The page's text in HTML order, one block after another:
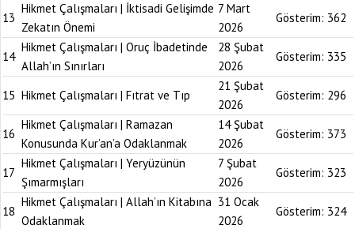
13
Hikmet Çalışmaları | İktisadi Gelişimde
Zekatın Önemi
7 Mart
2026
Gösterim: 362
14
Hikmet Çalışmaları | Oruç İbadetinde
Allah’ın Sınırları
28 Şubat
2026
Gösterim: 335
15 Hikmet Çalışmaları | Fıtrat ve Tıp
21 Şubat
2026
Gösterim: 296
16
Hikmet Çalışmaları | Ramazan
Konusunda Kur’an’a Odaklanmak
14 Şubat
2026
Gösterim: 373
17
Hikmet Çalışmaları | Yeryüzünün
Şımarmışları
7 Şubat
2026
Gösterim: 323
18
Hikmet Çalışmaları | Allah’ın Kitabına
Odaklanmak
31 Ocak
2026
Gösterim: 324